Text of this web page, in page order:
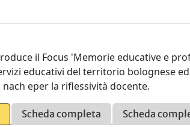
il Focus 'Memorie educative e
educativi del territorio bolognese
eper la riflessività docente.
Scheda completa Scheda